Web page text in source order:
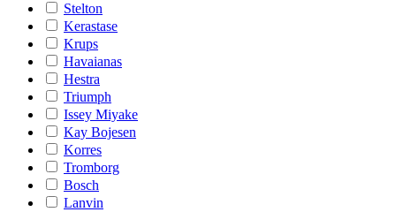
Stelton
Kerastase
Krups
Havaianas
Hestra
Triumph
Issey Miyake
Kay Bojesen
Korres
Tromborg
Bosch
Lanvin